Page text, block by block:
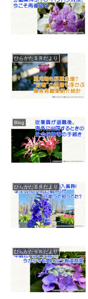
ひらかたＳＲだより
Blog
ひらかたＳＲだより
ひらかたＳＲだより